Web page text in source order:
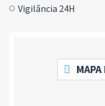
Vigilância 24H